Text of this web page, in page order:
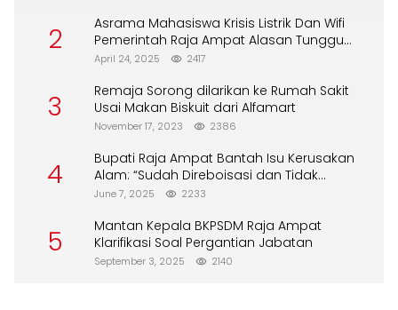
2
Asrama Mahasiswa Krisis Listrik Dan Wifi
Pemerintah Raja Ampat Alasan Tunggu
DPA
April 24, 2025 2417
3
Remaja Sorong dilarikan ke Rumah Sakit
Usai Makan Biskuit dari Alfamart
November 17, 2023 2386
4
Bupati Raja Ampat Bantah Isu Kerusakan
Alam: “Sudah Direboisasi dan Tidak
Merusak Lingkungan”
June 7, 2025 2233
5
Mantan Kepala BKPSDM Raja Ampat
Klarifikasi Soal Pergantian Jabatan
September 3, 2025 2140